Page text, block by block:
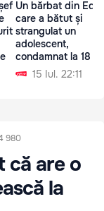
Un bărbat din
care a bătut și
strangulat un
adolescent,
condamnat la 18
închisoare
15 Iul. 22:11
980
că are o
la